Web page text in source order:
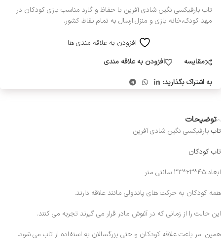
تاب بارفیکسی نگین شادی آفرین با حفاظ و گارد مناسب بازی کودکان در
مهد کودک،خانه بازی و منزل.ارسال به تمام نقاط کشور.
افزودن به علاقه مندی ها
مقایسه
افزودن به علاقه مندی
به اشتراک بگذارید:
توضیحات
تاب بارفیکسی نگین شادی آفرین
تاب کودکان
ابعاد:۴۵*۲۳*۳۳ سانتی متر
همه کودکان به حرکت های پاندولی مانند علاقه دارند.
این حالت را از زمانی که در آغوش مادر قرار می گیرند تجربه می کنند.
همین امر باعت علاقه کودکان و حتی بزرگسالان به استفاده از تاب می شود.